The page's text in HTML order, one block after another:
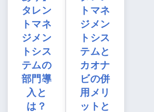
タレン
トマネ
ジメン
トシス
テムの
部門導
入と
は？
トマネ
ジメン
トシス
テムと
カオナ
ビの併
用メリ
ットと